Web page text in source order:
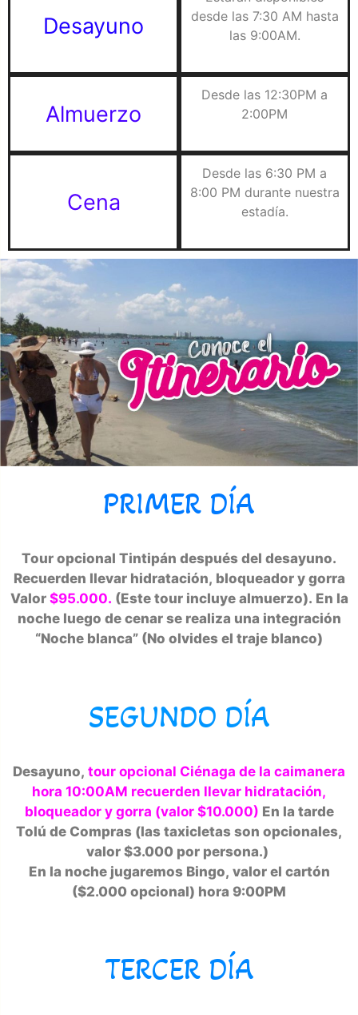
Desayuno
desde las 7:30 AM hasta
las 9:00AM.
Almuerzo
Desde las 12:30PM a
2:00PM
Cena
Desde las 6:30 PM a
8:00 PM durante nuestra
estadía.
PRIMER DÍA
Tour opcional Tintipán después del desayuno.
Recuerden llevar hidratación, bloqueador y gorra
Valor $95.000. (Este tour incluye almuerzo). En la
noche luego de cenar se realiza una integración
“Noche blanca” (No olvides el traje blanco)
SEGUNDO DÍA
Desayuno, tour opcional Ciénaga de la caimanera
hora 10:00AM recuerden llevar hidratación,
bloqueador y gorra (valor $10.000) En la tarde
Tolú de Compras (las taxicletas son opcionales,
valor $3.000 por persona.)
En la noche jugaremos Bingo, valor el cartón
($2.000 opcional) hora 9:00PM
TERCER DÍA